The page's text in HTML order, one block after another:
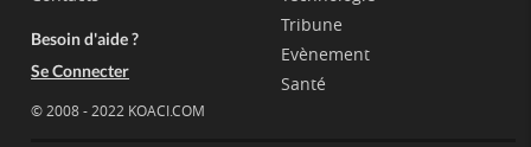
Besoin d'aide ?
Se Connecter
© 2008 - 2022 KOACI.COM
Tribune
Evènement
Santé